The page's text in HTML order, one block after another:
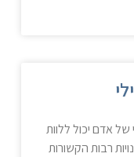
אדם יכול ללוות
רבות הקשורות